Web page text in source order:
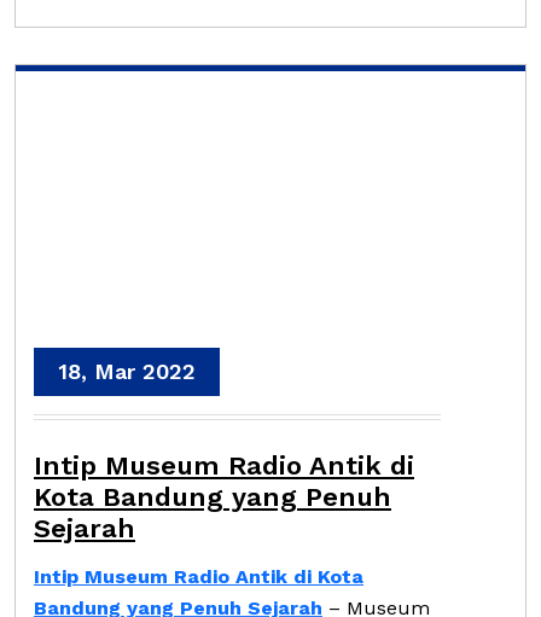
18, Mar 2022
Intip Museum Radio Antik di
Kota Bandung yang Penuh
Sejarah
Intip Museum Radio Antik di Kota
Bandung yang Penuh Sejarah – Museum